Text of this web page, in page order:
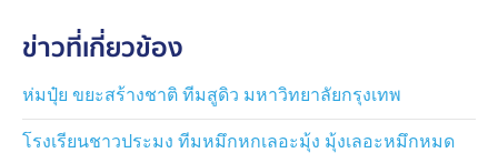
ข่าวที่เกี่ยวข้อง
ห่มปุ๋ย ขยะสร้างชาติ ทีมสูดิว มหาวิทยาลัยกรุงเทพ
โรงเรียนชาวประมง ทีมหมึกหกเลอะมุ้ง มุ้งเลอะหมึกหมด